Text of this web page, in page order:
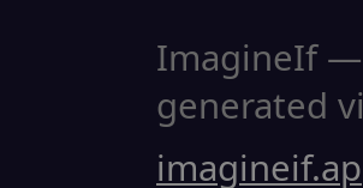
ImagineIf
generated